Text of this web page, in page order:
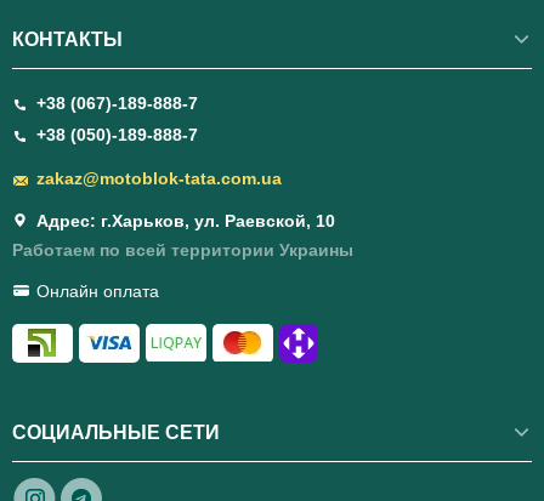
КОНТАКТЫ
+38 (067)-189-888-7
+38 (050)-189-888-7
zakaz@motoblok-tata.com.ua
Адрес: г.Харьков, ул. Раевской, 10
Работаем по всей территории Украины
Онлайн оплата
СОЦИАЛЬНЫЕ СЕТИ